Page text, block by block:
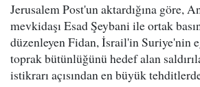
Jerusalem Post'un aktardığına göre,
mevkidaşı Esad Şeybani ile ortak
düzenleyen Fidan, İsrail'in Suriye'nin
toprak bütünlüğünü hedef alan
istikrarı açısından en büyük